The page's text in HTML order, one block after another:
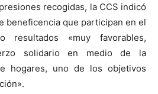
recogidas, la CCS indicó
beneficencia que participan en el
resultados «muy favorables,
solidario en medio de la
hogares, uno de los objetivos